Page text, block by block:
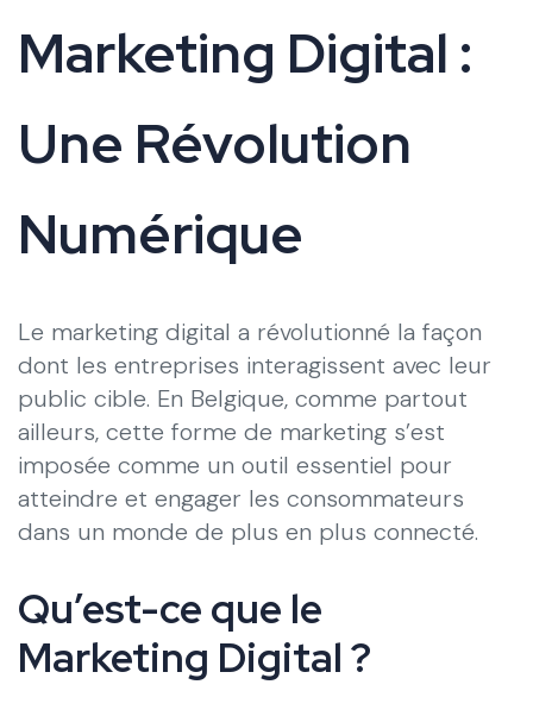
Marketing Digital :
Une Révolution
Numérique
Le marketing digital a révolutionné la façon
dont les entreprises interagissent avec leur
public cible. En Belgique, comme partout
ailleurs, cette forme de marketing s’est
imposée comme un outil essentiel pour
atteindre et engager les consommateurs
dans un monde de plus en plus connecté.
Qu’est-ce que le
Marketing Digital ?